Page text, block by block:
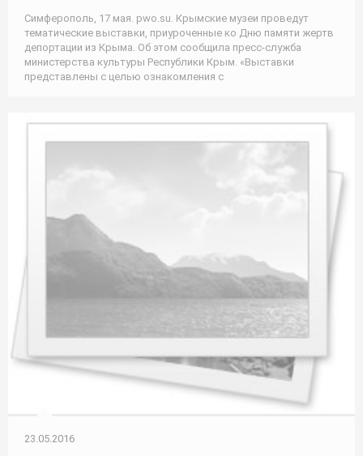
Симферополь, 17 мая. pwo.su. Крымские музеи проведут
тематические выставки, приуроченные ко Дню памяти жертв
депортации из Крыма. Об этом сообщила пресс-служба
министерства культуры Республики Крым. «Выставки
представлены с целью ознакомления с
23.05.2016